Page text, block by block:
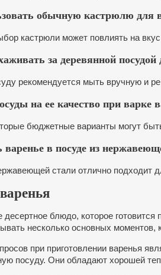
обычную кастрюлю для
кастрюли может повлиять на вкус
за деревянной
рекомендуется мыть вручную и
на ее качество при варке
бюджетные варианты могут
в посуде из
стали отлично подходит
блюдо, которое
несколько основных моментов,
при приготовлении варенья
посуду. Они обладают хорошей